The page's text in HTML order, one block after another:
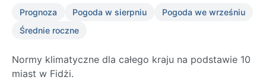
Prognoza Pogoda w sierpniu
Pogoda we wrześniu
Średnie roczne
Normy klimatyczne dla całego kraju na podstawie 10
miast w Fidżi.